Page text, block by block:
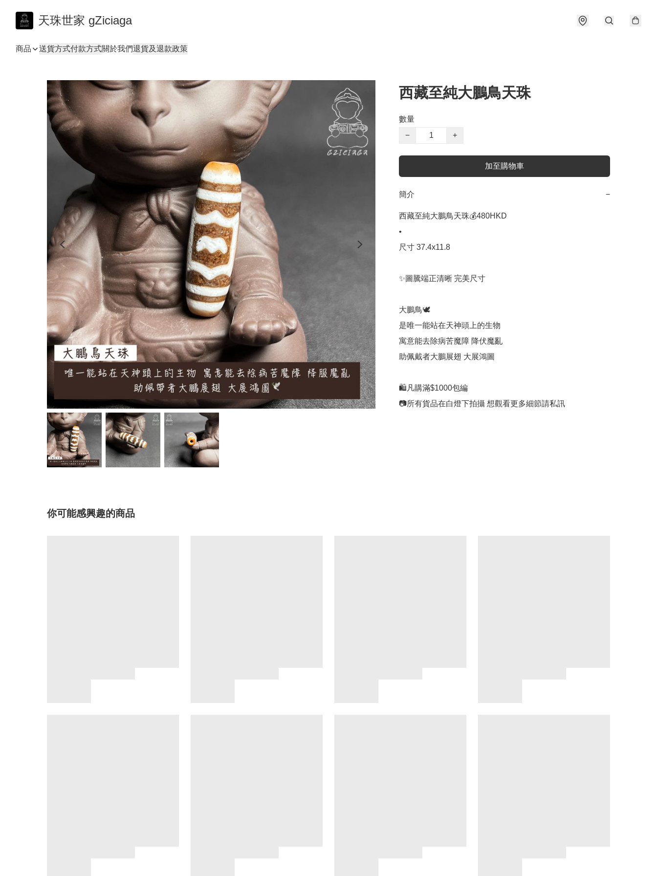
天珠世家 gZiciaga
商品 送貨方式付款方式關於我們退貨及退款政策
西藏至純大鵬鳥天珠
數量
−
+
加至購物車
簡介 −
西藏至純大鵬鳥天珠💰480HKD
•
尺寸 37.4x11.8
✨圖騰端正清晰 完美尺寸
大鵬鳥🕊
是唯一能站在天神頭上的生物
寓意能去除病苦魔障 降伏魔亂
助佩戴者大鵬展翅 大展鴻圖
🛍凡購滿$1000包編
你可能感興趣的商品